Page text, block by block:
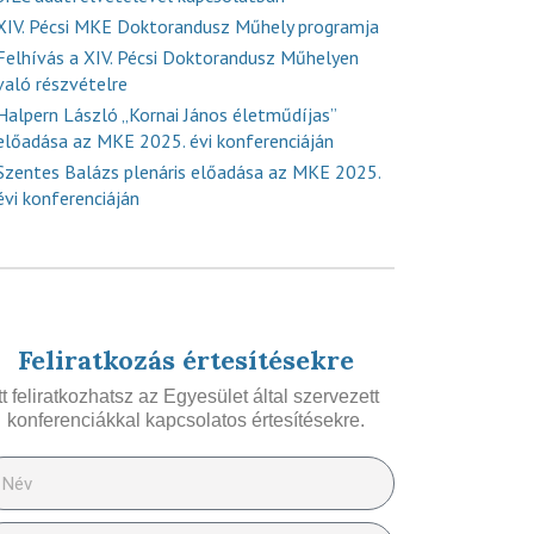
Pécsi MKE Doktorandusz Műhely programja
a XIV. Pécsi Doktorandusz Műhelyen
részvételre
László „Kornai János életműdíjas”
az MKE 2025. évi konferenciáján
Balázs plenáris előadása az MKE 2025.
konferenciáján
Feliratkozás értesítésekre
feliratkozhatsz az Egyesület által szervezett
konferenciákkal kapcsolatos értesítésekre.